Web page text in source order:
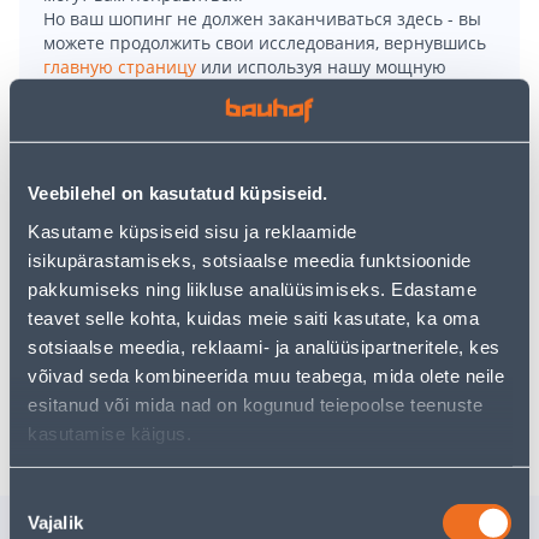
Veebilehel on kasutatud küpsiseid.
Kasutame küpsiseid sisu ja reklaamide
isikupärastamiseks, sotsiaalse meedia funktsioonide
pakkumiseks ning liikluse analüüsimiseks. Edastame
teavet selle kohta, kuidas meie saiti kasutate, ka oma
sotsiaalse meedia, reklaami- ja analüüsipartneritele, kes
võivad seda kombineerida muu teabega, mida olete neile
esitanud või mida nad on kogunud teiepoolse teenuste
kasutamise käigus.
valik
Vajalik
Но ваш шопинг не должен заканчиваться здесь - вы
можете продолжить свои исследования, вернувшись
главную страницу или используя нашу мощную
варианты. Удачных покупок!
• Hüdroisolatsiooni armeerkangas.
• Kasutatakse siseruumides paisumis- ja servavuukide
ning ruuminurkade armeerimiseks.
• Väga tugev, püsiv liide, vananemiskindel.
• Mõõtmed on 10,5 cm x 20 m.
• 14-päevane tagastusõigus.
Доставка невозможна
Похожие продукты